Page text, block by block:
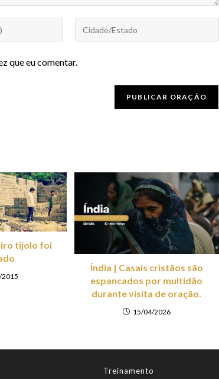
que eu comentar.
tijolo foi
Índia | Casais cristãos são
espancados por multidão
durante visita de oração.
15/04/2026
Treinamento